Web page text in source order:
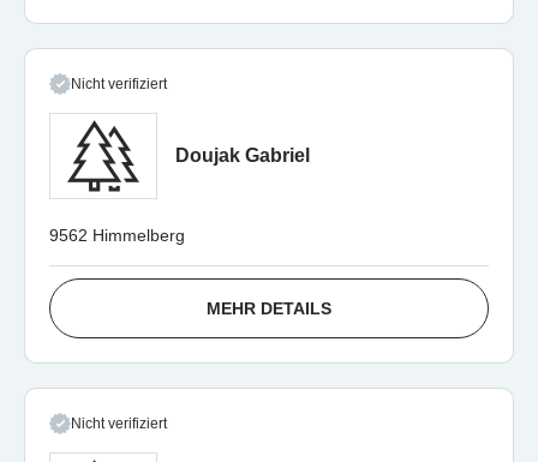
Nicht verifiziert
Doujak Gabriel
9562 Himmelberg
MEHR DETAILS
Nicht verifiziert